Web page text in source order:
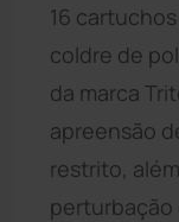
16
coldre de
da marca
apreensão
restrito,
perturbação